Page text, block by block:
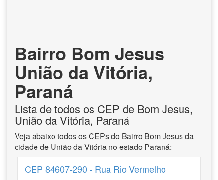
Bairro Bom Jesus
União da Vitória,
Paraná
Lista de todos os CEP de Bom Jesus,
União da Vitória, Paraná
Veja abaixo todos os CEPs do Bairro Bom Jesus da
cidade de União da Vitória no estado Paraná:
CEP 84607-290 - Rua Rio Vermelho